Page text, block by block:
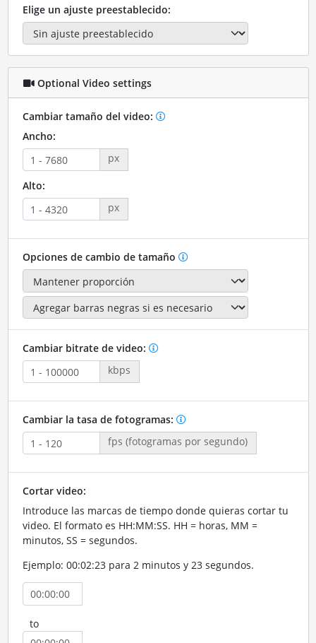
Elige un ajuste preestablecido:
Optional Video settings
Cambiar tamaño del video:
Ancho:
px
Alto:
px
Opciones de cambio de tamaño
Cambiar bitrate de video:
kbps
Cambiar la tasa de fotogramas:
fps (fotogramas por segundo)
Cortar video:
Introduce las marcas de tiempo donde quieras cortar tu
video. El formato es HH:MM:SS. HH = horas, MM =
minutos, SS = segundos.
Ejemplo: 00:02:23 para 2 minutos y 23 segundos.
to